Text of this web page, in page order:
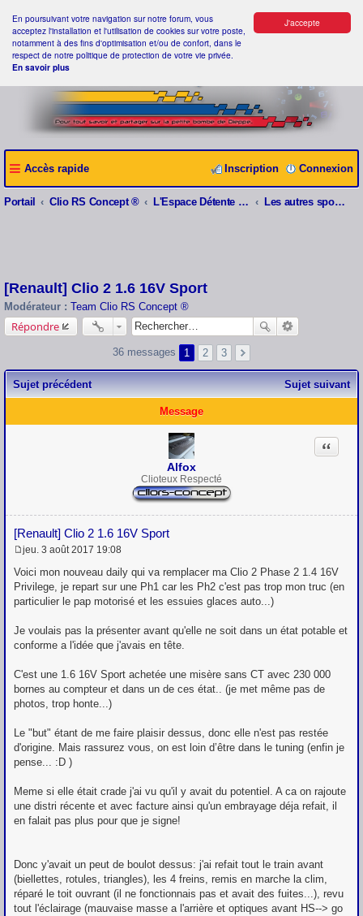
J'accepte
En poursuivant votre navigation sur notre forum, vous
acceptez l'installation et l'utilisation de cookies sur votre poste,
notamment à des fins d'optimisation et/ou de confort, dans le
respect de notre politique de protection de votre vie privée.
En savoir plus
Accès rapide Connexion
Inscription
Portail Clio RS Concept ® L'Espace Détente Clio RS Concept ® Les autres sportives
[Renault] Clio 2 1.6 16V Sport
Modérateur : Team Clio RS Concept ®
Répondre
36 messages 1 2 3
Sujet précédent Sujet suivant
Message
Alfox
Clioteux Respecté
[Renault] Clio 2 1.6 16V Sport
Citation
e
s
s
a
e
jeu. 3 août 2017 19:08
Voici mon nouveau daily qui va remplacer ma Clio 2 Phase 2 1.4 16V
Privilege, je repart sur une Ph1 car les Ph2 c'est pas trop mon truc (en
particulier le pap motorisé et les essuies glaces auto...)
Je voulais pas la présenter avant qu'elle ne soit dans un état potable et
conforme a l'idée que j'avais en tête.
C'est une 1.6 16V Sport achetée une misère sans CT avec 230 000
bornes au compteur et dans un de ces état.. (je met même pas de
photos, trop honte...)
Le "but" étant de me faire plaisir dessus, donc elle n'est pas restée
d'origine. Mais rassurez vous, on est loin d’être dans le tuning (enfin je
pense... :D )
Meme si elle était crade j'ai vu qu'il y avait du potentiel. A ca on rajoute
une distri récente et avec facture ainsi qu'un embrayage déja refait, il
en falait pas plus pour que je signe!
Donc y'avait un peut de boulot dessus: j'ai refait tout le train avant
(biellettes, rotules, triangles), les 4 freins, remis en marche la clim,
réparé le toit ouvrant (il ne fonctionnais pas et avait des fuites...), revu
tout l'éclairage (mauvaise masse a l'arrière et optiques avant HS--> go